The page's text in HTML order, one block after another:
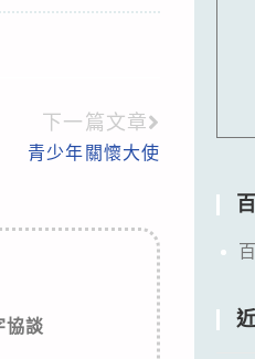
下一篇文章
青少年關懷大使
協談